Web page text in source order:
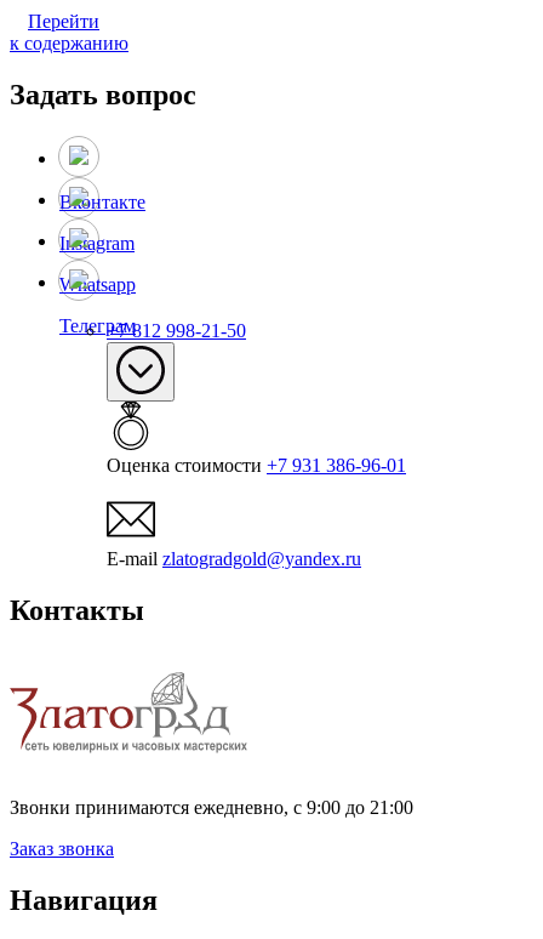
Перейти
к содержанию
Задать вопрос
Вконтакте
Instagram
Whatsapp
Телеграм+7 812 998-21-50
Оценка стоимости +7 931 386-96-01
E-mail zlatogradgold@yandex.ru
Контакты
Звонки принимаются ежедневно, с 9:00 до 21:00
Заказ звонка
Навигация